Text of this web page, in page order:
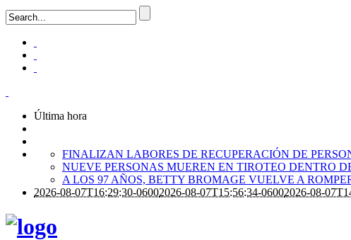
Última hora
FINALIZAN LABORES DE RECUPERACIÓN DE
NUEVE PERSONAS MUEREN EN TIROTEO DENTRO
A LOS 97 AÑOS, BETTY BROMAGE VUELVE A
2026-08-07T16:29:30-06002026-08-07T15:56:34-06002026-08-